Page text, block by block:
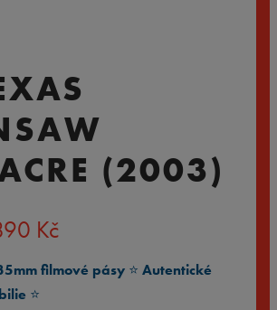
(2003)
Kčcen:
až
filmové pásy ⭐️ Autentické
⭐️